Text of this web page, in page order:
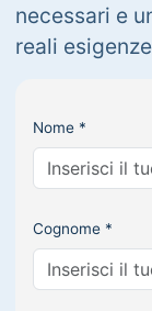
necessari e
reali
Nome *
Cognome *